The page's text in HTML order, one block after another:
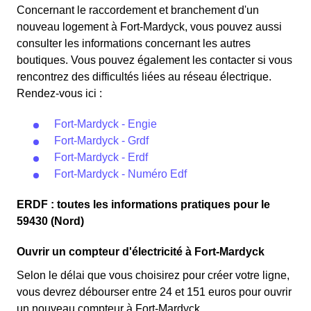
France et est disponible pour les Fort-Mardyckois
l'électricité est quatre fois plus cher, tandis que tous les
autres jours de l'année, le prix est 20% moins cher par
rapport au tarif normal à Fort-Mardyck. ⚡💸
Concernant le raccordement et branchement d'un
nouveau logement à Fort-Mardyck, vous pouvez aussi
consulter les informations concernant les autres
boutiques. Vous pouvez également les contacter si vous
rencontrez des difficultés liées au réseau électrique.
Rendez-vous ici :
Fort-Mardyck - Engie
Fort-Mardyck - Grdf
Fort-Mardyck - Erdf
Fort-Mardyck - Numéro Edf
ERDF : toutes les informations pratiques pour le
59430 (Nord)
Ouvrir un compteur d'électricité à Fort-Mardyck
Selon le délai que vous choisirez pour créer votre ligne,
vous devrez débourser entre 24 et 151 euros pour ouvrir
un nouveau compteur à Fort-Mardyck.